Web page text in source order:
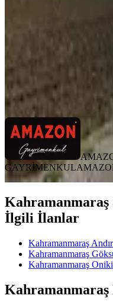
AMAZON
Ara
GAYRİMENKUL
Kahramanmaraş
İlgili İlanlar
Kahramanmaraş
Kahramanmaraş
Kahramanmaraş
Kahramanmaraş